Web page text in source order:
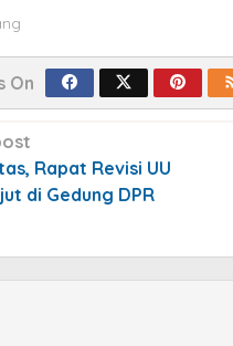
On
Rapat Revisi UU
di Gedung DPR